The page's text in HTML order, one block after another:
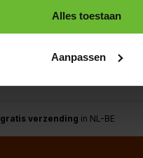
Alles toestaan
Aanpassen
gratis verzending in NL-BE